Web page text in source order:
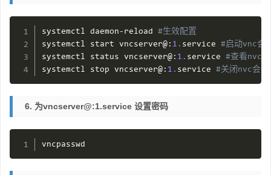
systemctl daemon- reload #生效配置
systemctl start vncserver@ : 1. service #启动vnc会
systemctl status vncserver@ : 1. service #查看nvc
systemctl stop vncserver@ : 1. service #关闭nvc会话
6. 为vncserver@:1.service 设置密码
vncpasswd